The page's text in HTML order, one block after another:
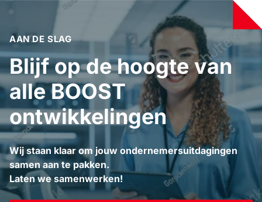
AAN DE SLAG
Blijf op de hoogte van
alle BOOST
ontwikkelingen
Wij staan klaar om jouw ondernemersuitdagingen
samen aan te pakken.
Laten we samenwerken!